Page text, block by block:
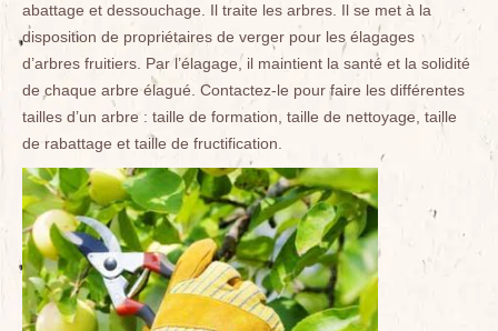
abattage et dessouchage. Il traite les arbres. Il se met à la
disposition de propriétaires de verger pour les élagages
d’arbres fruitiers. Par l’élagage, il maintient la santé et la solidité
de chaque arbre élagué. Contactez-le pour faire les différentes
tailles d’un arbre : taille de formation, taille de nettoyage, taille
de rabattage et taille de fructification.